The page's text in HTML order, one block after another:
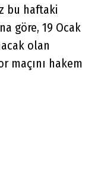
bu haftaki
göre, 19 Ocak
olan
maçını hakem